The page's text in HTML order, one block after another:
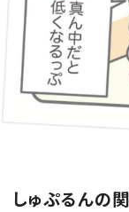
しゅぷるんの